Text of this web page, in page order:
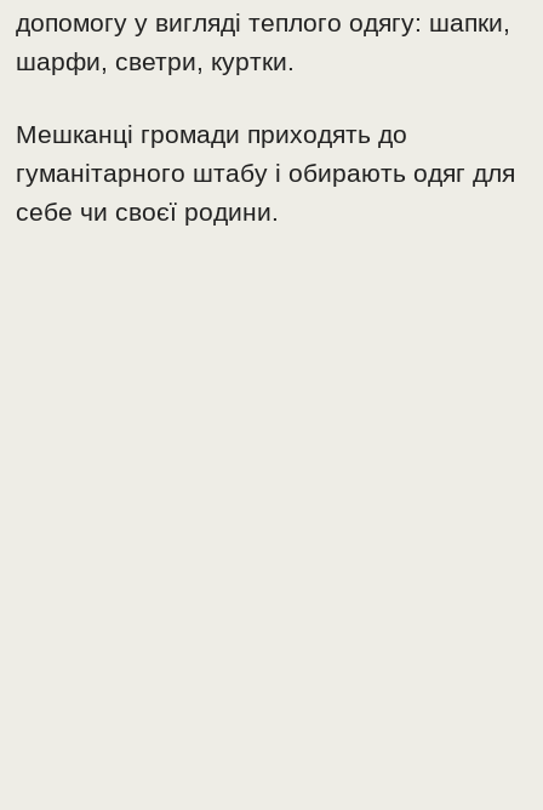
допомогу у вигляді теплого одягу: шапки,
шарфи, светри, куртки.
Мешканці громади приходять до
гуманітарного штабу і обирають одяг для
себе чи своєї родини.